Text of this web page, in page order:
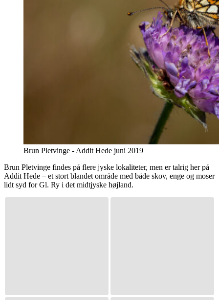
Brun Pletvinge - Addit Hede juni 2019
Brun Pletvinge findes på flere jyske lokaliteter, men er talrig her på
Addit Hede – et stort blandet område med både skov, enge og moser
lidt syd for Gl. Ry i det midtjyske højland.